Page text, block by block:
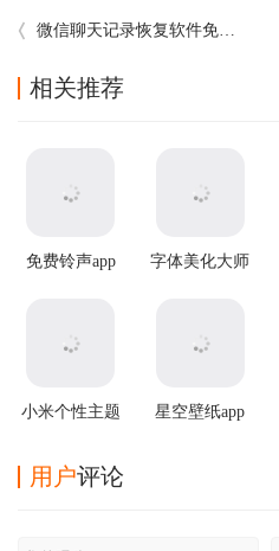
微信聊天记录恢复软件免费版
相关推荐
免费铃声app
字体美化大师
小米个性主题
星空壁纸app
用户评论